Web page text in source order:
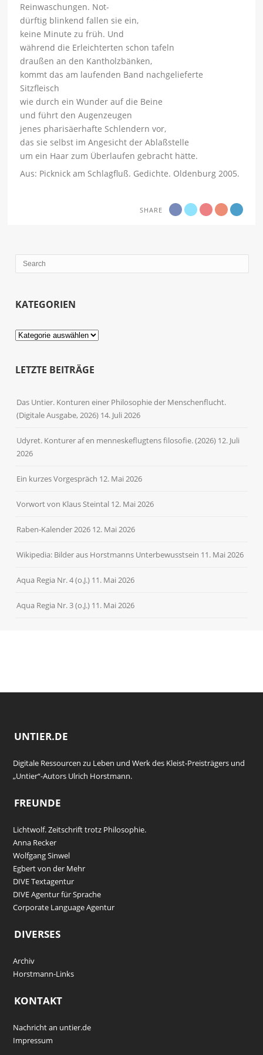
Reinwaschungen. Not-
dürftig blinkend fallen sie ein,
keine Minute zu früh. Und
während die Erleichterten schon tafeln
draußen an den Kantholzbänken,
kommt das am laufenden Band nachgelieferte
Sitzfleisch
wie durch ein Wunder auf die Beine
und führt den Augenzeugen
jenes pharisäerhafte Schlendern vor,
das sie selbst im Angesicht der Ablaßstelle
um ein Haar zum Überlaufen gebracht hätte.
Aus: Picknick am Schlagfluß. Gedichte. Oldenburg 2005.
SHARE
KATEGORIEN
Kategorien
LETZTE BEITRÄGE
Das Untier. Konturen einer Philosophie der Menschenflucht.
(Digitale Ausgabe, 2026) 14. Juli 2026
Udyret. Konturer af en menneskeflugtens filosofie. (2026) 12. Juli
2026
Ein kurzes Vorgespräch 12. Mai 2026
Vorwort von Klaus Steintal 12. Mai 2026
Raben-Kalender 2026 12. Mai 2026
Wikipedia: Bilder aus Horstmanns Unterbewusstsein 11. Mai 2026
Aqua Regia Nr. 4 (o.J.) 11. Mai 2026
Aqua Regia Nr. 3 (o.J.) 11. Mai 2026
UNTIER.DE
Digitale Ressourcen zu Leben und Werk des Kleist-Preisträgers und
„Untier“-Autors Ulrich Horstmann.
FREUNDE
Lichtwolf. Zeitschrift trotz Philosophie.
Anna Recker
Wolfgang Sinwel
Egbert von der Mehr
DIVE Textagentur
DIVE Agentur für Sprache
Corporate Language Agentur
DIVERSES
Archiv
Horstmann-Links
KONTAKT
Nachricht an untier.de
Impressum